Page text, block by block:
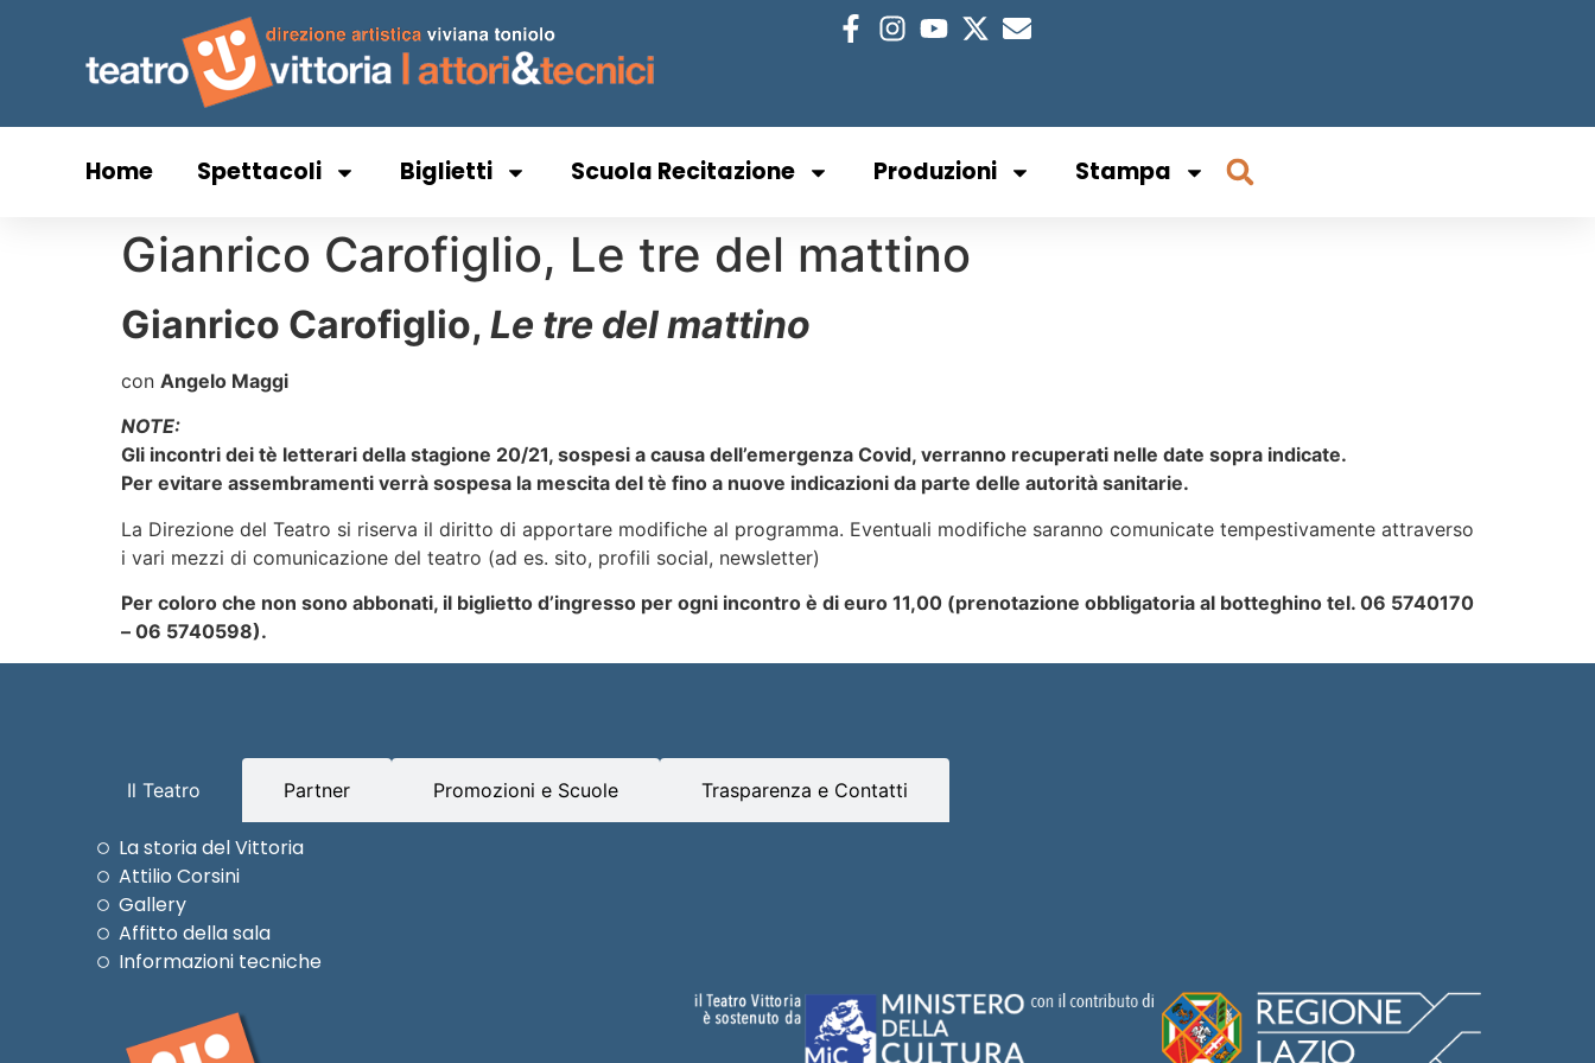
Home Spettacoli Biglietti Scuola Recitazione Produzioni Stampa
Gianrico Carofiglio, Le tre del mattino
Gianrico Carofiglio, Le tre del mattino
con Angelo Maggi
NOTE:
Gli incontri dei tè letterari della stagione 20/21, sospesi a causa dell’emergenza Covid, verranno recuperati nelle date sopra indicate.
Per evitare assembramenti verrà sospesa la mescita del tè fino a nuove indicazioni da parte delle autorità sanitarie.
La Direzione del Teatro si riserva il diritto di apportare modifiche al programma. Eventuali modifiche saranno comunicate tempestivamente attraverso
i vari mezzi di comunicazione del teatro (ad es. sito, profili social, newsletter)
Per coloro che non sono abbonati, il biglietto d’ingresso per ogni incontro è di euro 11,00 (prenotazione obbligatoria al botteghino tel. 06 5740170
– 06 5740598).
Il Teatro Partner Promozioni e Scuole Trasparenza e Contatti
La storia del Vittoria
Attilio Corsini
Gallery
Affitto della sala
Informazioni tecniche